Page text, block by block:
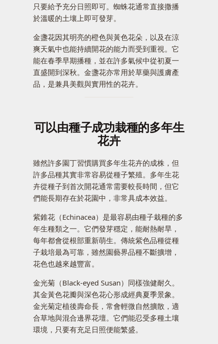
只要給予充分日照即可。蜘蛛花通常直接撒播
於溫暖的土壤上即可發芽。
金盞花因其明亮的橙色與黃色花朵，以及在涼
爽天氣中也能持續開花的能力而受到重視。它
能在春季早期播種，並在許多氣候中從初夏一
直盛開到深秋。金盞花亦常用於草藥與護膚產
品，是兼具美觀與實用性的花卉。
可以由種子成功栽種的多年生
花卉
雖然許多園丁習慣購買多年生花卉的成株，但
許多品種其實非常容易從種子繁殖。多年生花
卉從種子到首次開花通常需要較長時間，但它
們能長期存在於花園中，非常具成本效益。
紫錐花（Echinacea）是最容易由種子栽種的多
年生種類之一。它們發芽穩定，能耐熱耐旱，
每年都會從根部重新萌生。傳統紫色品種從種
子栽培最為可靠，雖然園藝界品種不斷擴增，
花色也越來越豐富。
金光菊（Black-eyed Susan）同樣強健耐久。
其金黃色花瓣與深色花心形成經典夏季景象。
金光菊定植後壽命長，常會輕微自然擴散，適
合草地與混合邊界花壇。它們能忍受多種土壤
環境，只要有充足日照便能繁盛。